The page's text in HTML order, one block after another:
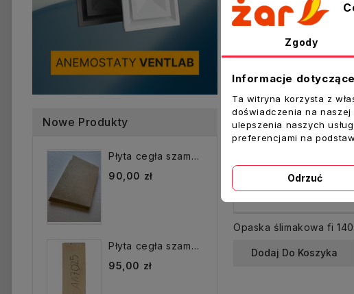
Nowe Produkty
Płyta cegła szamotowa...
90,00 zł
Płyta cegła szamotowa...
95,00 zł
Dodaj Do Koszyka
Zgody
Informacje
Ta witryna korzysta z
doświadczenia na
ulepszenia naszych
preferencjami na
Odrzuć